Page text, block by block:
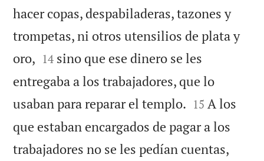
hacer copas, despabiladeras, tazones y
trompetas, ni otros utensilios de plata y
oro, 

14 sino que ese dinero se les
entregaba a los trabajadores, que lo
usaban para reparar el templo. 

15 A los
que estaban encargados de pagar a los
trabajadores no se les pedían cuentas,